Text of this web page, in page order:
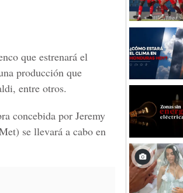
que estrenará el
producción que
entre otros.
concebida por Jeremy
se llevará a cabo en